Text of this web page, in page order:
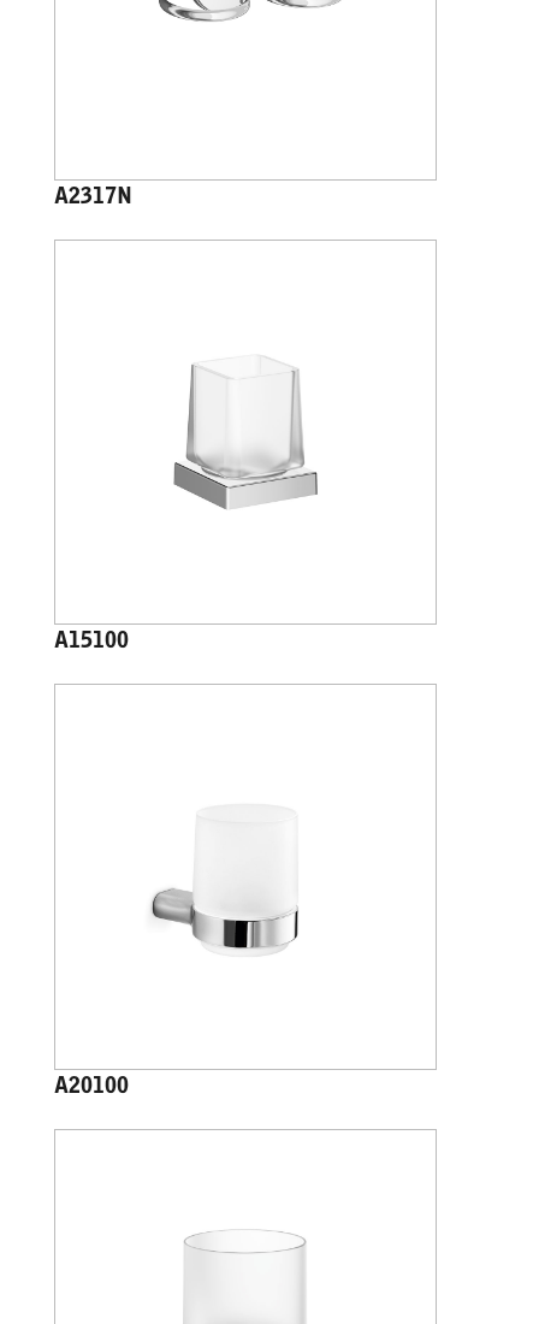
A2317N
A15100
A20100